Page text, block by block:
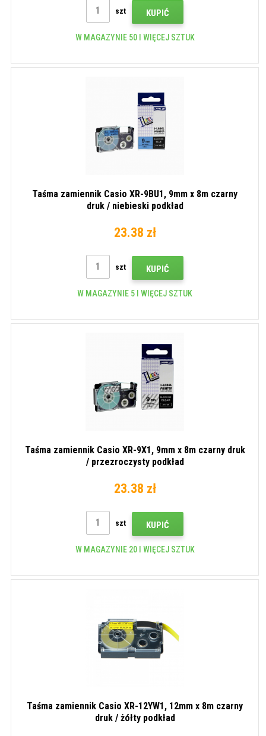
szt KUPIĆ
W MAGAZYNIE 50 I WIĘCEJ SZTUK
Taśma zamiennik Casio XR-9BU1, 9mm x 8m czarny
druk / niebieski podkład
23.38 zł
szt KUPIĆ
W MAGAZYNIE 5 I WIĘCEJ SZTUK
Taśma zamiennik Casio XR-9X1, 9mm x 8m czarny druk
/ przezroczysty podkład
23.38 zł
szt KUPIĆ
W MAGAZYNIE 20 I WIĘCEJ SZTUK
Taśma zamiennik Casio XR-12YW1, 12mm x 8m czarny
druk / żółty podkład